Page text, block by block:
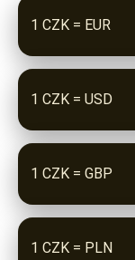
1 CZK = EUR
1 CZK = USD
1 CZK = GBP
1 CZK = PLN